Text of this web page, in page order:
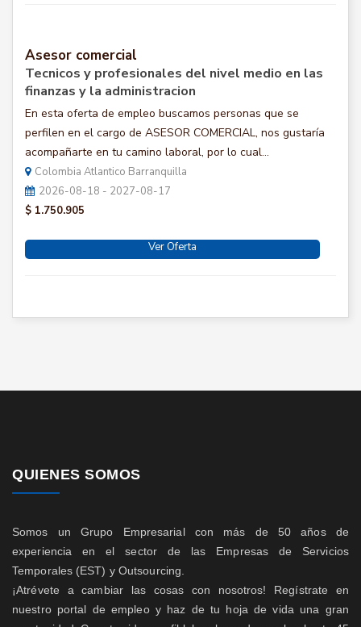
Asesor comercial
Tecnicos y profesionales del nivel medio en las
finanzas y la administracion
En esta oferta de empleo buscamos personas que se
perfilen en el cargo de ASESOR COMERCIAL, nos gustaría
acompañarte en tu camino laboral, por lo cual...
Colombia Atlantico Barranquilla
2026-08-18 - 2027-08-17
$ 1.750.905
Ver Oferta
QUIENES SOMOS
Somos un Grupo Empresarial con más de 50 años de
experiencia en el sector de las Empresas de Servicios
Temporales (EST) y Outsourcing.
¡Atrévete a cambiar las cosas con nosotros! Regístrate en
nuestro portal de empleo y haz de tu hoja de vida una gran